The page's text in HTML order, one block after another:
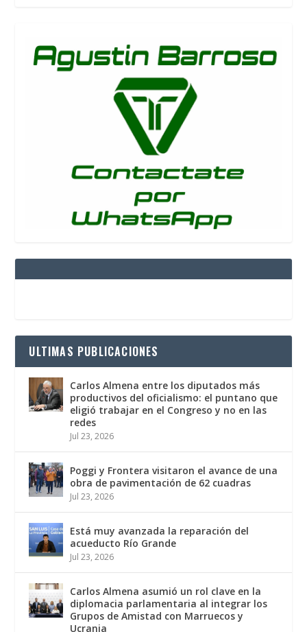
ULTIMAS PUBLICACIONES
Carlos Almena entre los diputados más
productivos del oficialismo: el puntano que
eligió trabajar en el Congreso y no en las
redes
Jul 23, 2026
Poggi y Frontera visitaron el avance de una
obra de pavimentación de 62 cuadras
Jul 23, 2026
Está muy avanzada la reparación del
acueducto Río Grande
Jul 23, 2026
Carlos Almena asumió un rol clave en la
diplomacia parlamentaria al integrar los
Grupos de Amistad con Marruecos y
Ucrania